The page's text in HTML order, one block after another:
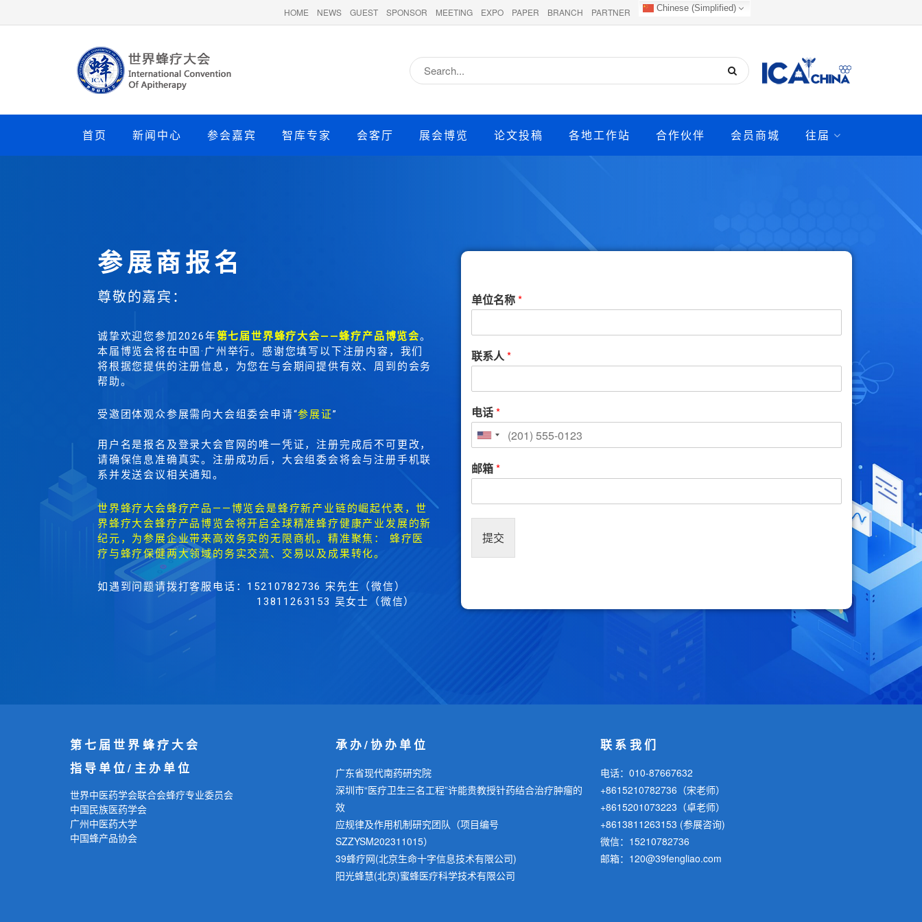
HOME NEWS GUEST SPONSOR MEETING EXPO PAPER BRANCH PARTNER Chinese (Simplified)
首页 新闻中心 参会嘉宾 智库专家 会客厅 展会博览 论文投稿 各地工作站 合作伙伴 会员商城 往届
参展商报名
尊敬的嘉宾：
诚挚欢迎您参加2026年第七届世界蜂疗大会——蜂疗产品博览会。
本届博览会将在中国·广州举行。感谢您填写以下注册内容，我们
将根据您提供的注册信息，为您在与会期间提供有效、周到的会务
帮助。
受邀团体观众参展需向大会组委会申请“参展证”
用户名是报名及登录大会官网的唯一凭证，注册完成后不可更改，
请确保信息准确真实。注册成功后，大会组委会将会与注册手机联
系并发送会议相关通知。
世界蜂疗大会蜂疗产品——博览会是蜂疗新产业链的崛起代表，世
界蜂疗大会蜂疗产品博览会将开启全球精准蜂疗健康产业发展的新
纪元，为参展企业带来高效务实的无限商机。精准聚焦： 蜂疗医
疗与蜂疗保健两大领域的务实交流、交易以及成果转化。
如遇到问题请拨打客服电话：15210782736 宋先生（微信）
13811263153 吴女士
（微信）
单位名称*
联系人*
电话*
邮箱*
提交
第七届世界蜂疗大会
指导单位/主办单位
世界中医药学会联合会蜂疗专业委员会
中国民族医药学会
广州中医药大学
中国蜂产品协会
承办/协办单位
广东省现代南药研究院
深圳市“医疗卫生三名工程”许能贵教授针药结合治疗肿瘤的
效
应规律及作用机制研究团队（项目编号
SZZYSM202311015）
39蜂疗网(北京生命十字信息技术有限公司)
阳光蜂慧(北京)蜜蜂医疗科学技术有限公司
联系我们
电话：010-87667632
+8615210782736（宋老师）
+8615201073223（卓老师）
+8613811263153 (参展咨询)
微信：15210782736
邮箱：120@39fengliao.com